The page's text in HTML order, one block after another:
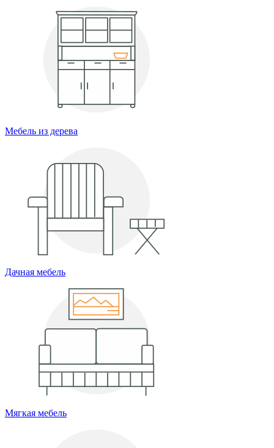
Мебель из дерева
Дачная мебель
Мягкая мебель